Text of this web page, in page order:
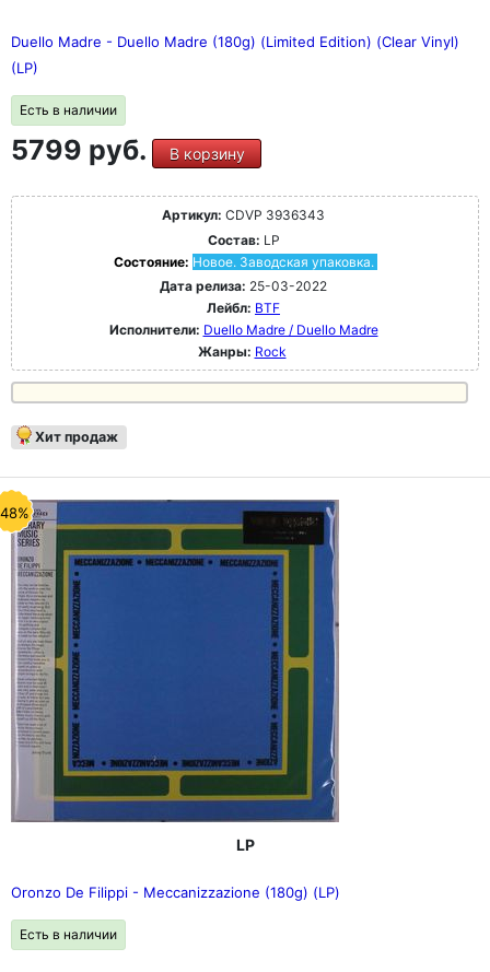
Duello Madre - Duello Madre (180g) (Limited Edition) (Clear Vinyl)
(LP)
Есть в наличии
5799 руб. В корзину
Артикул: CDVP 3936343
Состав: LP
Состояние: Новое. Заводская упаковка.
Дата релиза: 25-03-2022
Лейбл: BTF
Исполнители: Duello Madre / Duello Madre
Жанры: Rock
Хит продаж
LP
Oronzo De Filippi - Meccanizzazione (180g) (LP)
Есть в наличии